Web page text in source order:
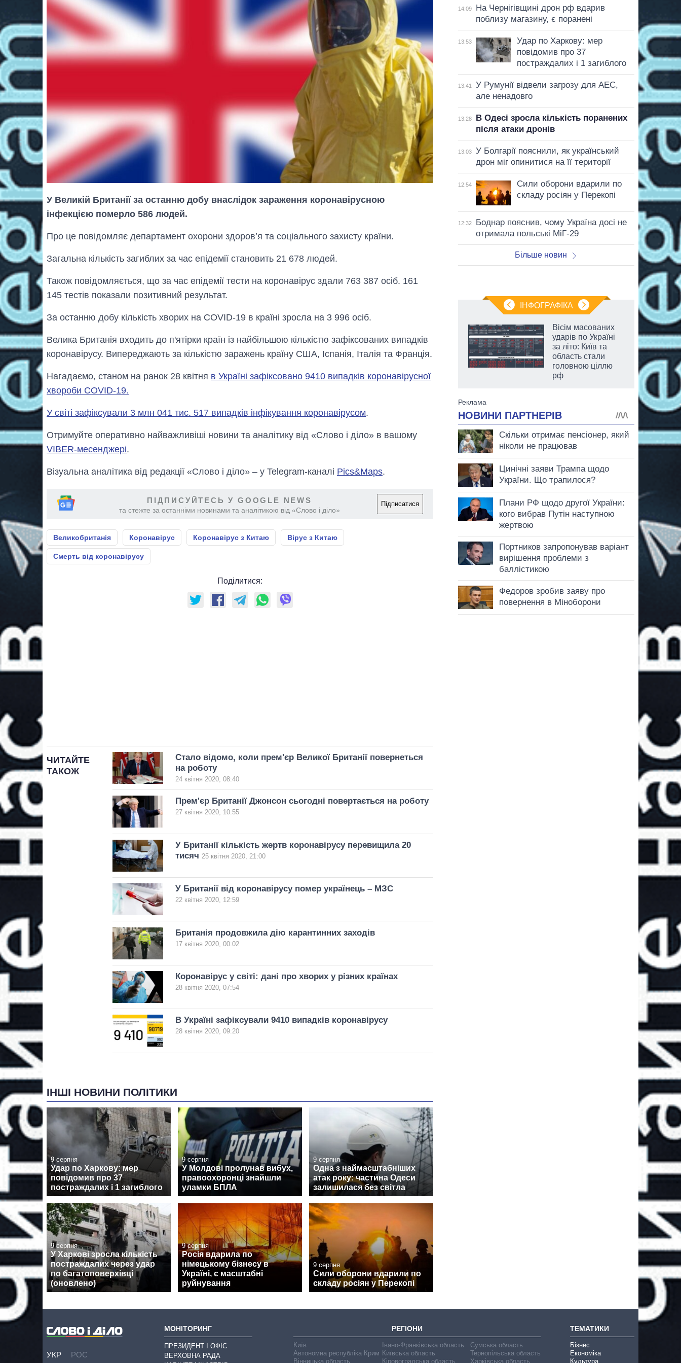
У Великій Британії за останню добу внаслідок зараження коронавірусною
інфекцією померло 586 людей.
Про це повідомляє департамент охорони здоров’я та соціального захисту країни.
Загальна кількість загиблих за час епідемії становить 21 678 людей.
Також повідомляється, що за час епідемії тести на коронавірус здали 763 387 осіб. 161
145 тестів показали позитивний результат.
За останню добу кількість хворих на COVID-19 в країні зросла на 3 996 осіб.
Велика Британія входить до п'ятірки країн із найбільшою кількістю зафіксованих випадків
коронавірусу. Випереджають за кількістю заражень країну США, Іспанія, Італія та Франція.
Нагадаємо, станом на ранок 28 квітня в Україні зафіксовано 9410 випадків коронавірусної
хвороби COVID-19.
У світі зафіксували 3 млн 041 тис. 517 випадків інфікування коронавірусом.
Отримуйте оперативно найважливіші новини та аналітику від «Слово і діло» в вашому
VIBER-месенджері.
Візуальна аналітика від редакції «Слово і діло» – у Telegram-каналі Pics&Maps.
ПІДПИСУЙТЕСЬ У GOOGLE NEWS
та стежте за останніми новинами та аналітикою від «Слово і діло»
Підписатися
Великобританія Коронавірус Коронавірус з Китаю Вірус з Китаю
Смерть від коронавірусу
Поділитися:
ЧИТАЙТЕ
ТАКОЖ
Стало відомо, коли прем'єр Великої Британії повернеться
на роботу
24 квітня 2020, 08:40
Прем'єр Британії Джонсон сьогодні повертається на роботу
27 квітня 2020, 10:55
У Британії кількість жертв коронавірусу перевищила 20
тисяч 25 квітня 2020, 21:00
У Британії від коронавірусу помер українець – МЗС
22 квітня 2020, 12:59
Британія продовжила дію карантинних заходів
17 квітня 2020, 00:02
Коронавірус у світі: дані про хворих у різних країнах
28 квітня 2020, 07:54
В Україні зафіксували 9410 випадків коронавірусу
28 квітня 2020, 09:20
ІНШІ НОВИНИ ПОЛІТИКИ
9 серпня
Удар по Харкову: мер
повідомив про 37
постраждалих і 1 загиблого
9 серпня
У Молдові пролунав вибух,
правоохоронці знайшли
уламки БПЛА
9 серпня
Одна з наймасштабніших
атак року: частина Одеси
залишилася без світла
9 серпня
У Харкові зросла кількість
постраждалих через удар
по багатоповерхівці
(оновлено)
9 серпня
Росія вдарила по
німецькому бізнесу в
Україні, є масштабні
руйнування
9 серпня
Сили оборони вдарили по
складу росіян у Перекопі
14:09
На Чернігівщині дрон рф вдарив
поблизу магазину, є поранені
13:53
Удар по Харкову: мер
повідомив про 37
постраждалих і 1 загиблого
13:41
У Румунії відвели загрозу для АЕС,
але ненадовго
13:28
В Одесі зросла кількість поранених
після атаки дронів
13:03
У Болгарії пояснили, як український
дрон міг опинитися на її території
12:54
Сили оборони вдарили по
складу росіян у Перекопі
12:32
Боднар пояснив, чому Україна досі не
отримала польські МіГ-29
Більше новин
ІНФОГРАФІКА
вирощували в
Україні до і під час
великої війни
Вісім масованих
ударів по Україні
за літо: Київ та
область стали
головною ціллю
рф
УКР РОС
МОНІТОРИНГ
ПРЕЗИДЕНТ І ОФІС
ВЕРХОВНА РАДА
РЕГІОНИ
Київ
Автономна республіка Крим
Вінницька область
Івано-Франківська область
Київська область
Кіровоградська область
Сумська область
Тернопільська область
Харківська область
ТЕМАТИКИ
Бізнес
Економіка
Культура